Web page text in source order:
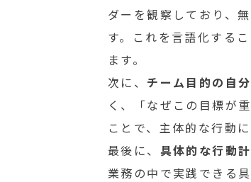
ダーを観察しており、
す。これを言語化する
ます。
次に、 チーム目的の自
く、「なぜこの目標が
ことで、主体的な行動に
最後に、 具体的な行動
業務の中で実践できる